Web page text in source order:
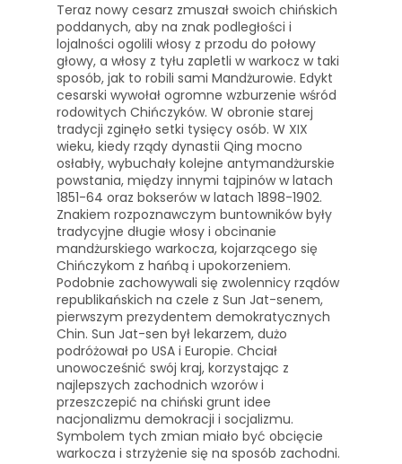
Teraz nowy cesarz zmuszał swoich chińskich
poddanych, aby na znak podległości i
lojalności ogolili włosy z przodu do połowy
głowy, a włosy z tyłu zapletli w warkocz w taki
sposób, jak to robili sami Mandżurowie. Edykt
cesarski wywołał ogromne wzburzenie wśród
rodowitych Chińczyków. W obronie starej
tradycji zginęło setki tysięcy osób. W XIX
wieku, kiedy rządy dynastii Qing mocno
osłabły, wybuchały kolejne antymandżurskie
powstania, między innymi tajpinów w latach
1851-64 oraz bokserów w latach 1898-1902.
Znakiem rozpoznawczym buntowników były
tradycyjne długie włosy i obcinanie
mandżurskiego warkocza, kojarzącego się
Chińczykom z hańbą i upokorzeniem.
Podobnie zachowywali się zwolennicy rządów
republikańskich na czele z Sun Jat-senem,
pierwszym prezydentem demokratycznych
Chin. Sun Jat-sen był lekarzem, dużo
podróżował po USA i Europie. Chciał
unowocześnić swój kraj, korzystając z
najlepszych zachodnich wzorów i
przeszczepić na chiński grunt idee
nacjonalizmu demokracji i socjalizmu.
Symbolem tych zmian miało być obcięcie
warkocza i strzyżenie się na sposób zachodni.